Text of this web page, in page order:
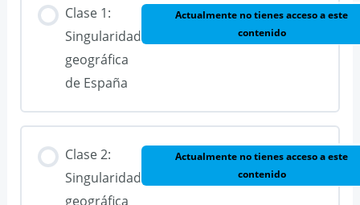
Clase 1:
Singularidad
geográfica
de España
Actualmente no tienes acceso a este
contenido
Clase 2:
Singularidad
geográfica
Actualmente no tienes acceso a este
contenido